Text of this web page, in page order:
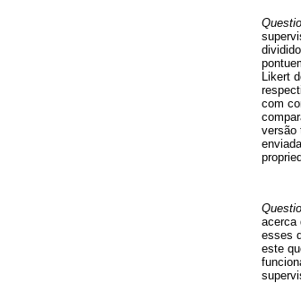
Likert
com
versão
acerca
esses
este